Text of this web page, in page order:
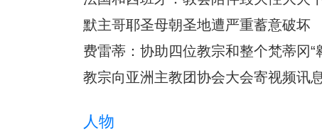
同胞的普雷沃斯特教宗
的安第斯大地，在那里
默主哥耶圣母朝圣地遭严重蓄意破坏
费雷蒂：协助四位教宗和整个梵蒂冈“
教宗向亚洲主教团协会大会寄视频讯
人物